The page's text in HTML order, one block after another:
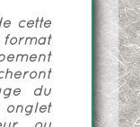
cette
format
du
onglet